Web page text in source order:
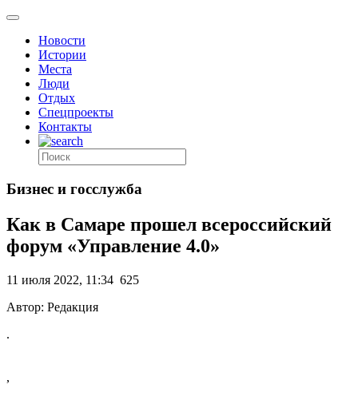
Новости
Истории
Места
Люди
Отдых
Спецпроекты
Контакты
Бизнес и госслужба
Как в Самаре прошел всероссийский
форум «Управление 4.0»
11 июля 2022, 11:34 625
Автор: Редакция
.
,